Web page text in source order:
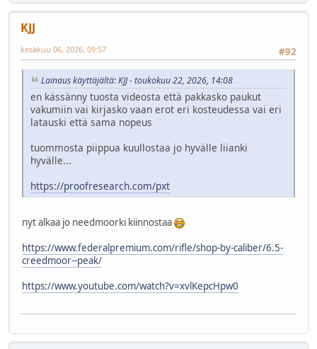
KJJ
#92
kesäkuu 06, 2026, 09:57
Lainaus käyttäjältä: KJJ - toukokuu 22, 2026, 14:08
en kässänny tuosta videosta että pakkasko paukut
vakumiin vai kirjasko vaan erot eri kosteudessa vai eri
latauski että sama nopeus
tuommosta piippua kuullostaa jo hyvälle liianki
hyvälle...
https://proofresearch.com/pxt
nyt alkaa jo needmoorki kiinnostaa
https://www.federalpremium.com/rifle/shop-by-caliber/6.5-
creedmoor--peak/
https://www.youtube.com/watch?v=xvlKepcHpw0